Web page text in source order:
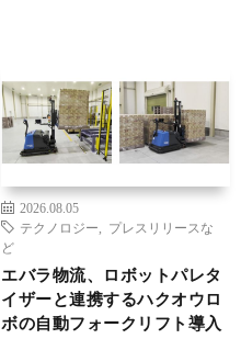
2026.08.05
テクノロジー
プレスリリースな
ど
エバラ物流、ロボットパレタ
イザーと連携するハクオウロ
ボの自動フォークリフト導入